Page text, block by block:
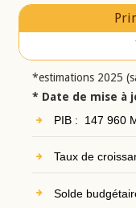
*estimations 2025
* Date de mise à
PIB : 147 960
Taux de
Solde